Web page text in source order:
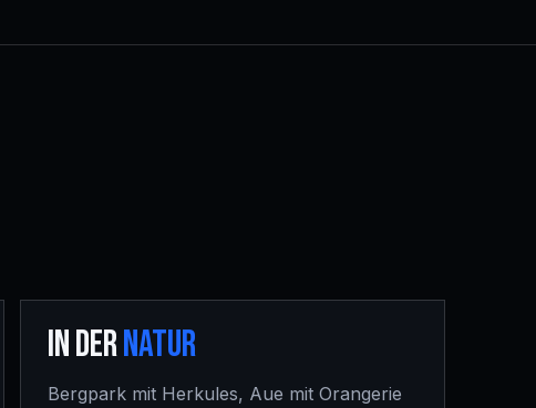
IN DERNATUR
Bergpark mit Herkules, Aue mit Orangerie